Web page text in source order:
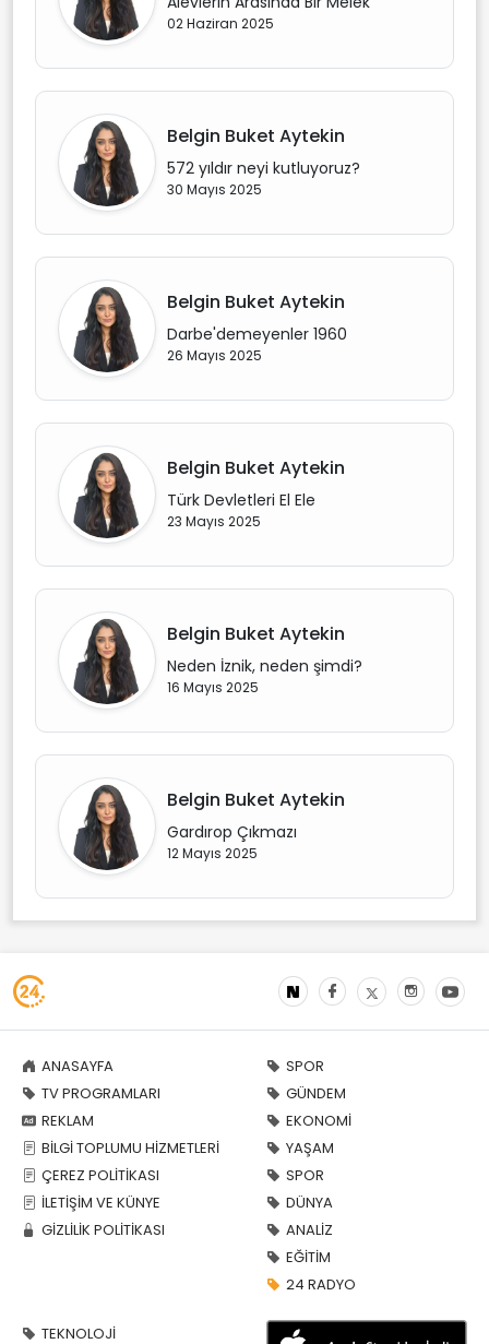
02 Haziran 2025
Belgin Buket Aytekin
572 yıldır neyi kutluyoruz?
30 Mayıs 2025
Belgin Buket Aytekin
Darbe'demeyenler 1960
26 Mayıs 2025
Belgin Buket Aytekin
Türk Devletleri El Ele
23 Mayıs 2025
Belgin Buket Aytekin
Neden İznik, neden şimdi?
16 Mayıs 2025
Belgin Buket Aytekin
Gardırop Çıkmazı
12 Mayıs 2025
ANASAYFA
TV PROGRAMLARI
REKLAM
BİLGİ TOPLUMU HİZMETLERİ
ÇEREZ POLİTİKASI
İLETİŞİM VE KÜNYE
GİZLİLİK POLİTİKASI
SPOR
GÜNDEM
EKONOMİ
YAŞAM
SPOR
DÜNYA
ANALİZ
EĞİTİM
24 RADYO
TEKNOLOJİ